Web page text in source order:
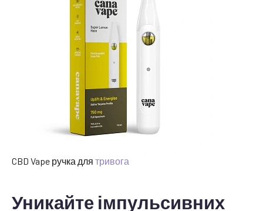
CBD Vape ручка для тривога
Уникайте імпульсивних